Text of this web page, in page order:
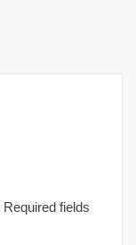
Required fields